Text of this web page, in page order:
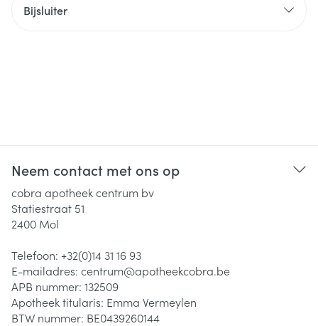
Bijsluiter
Neem contact met ons op
cobra apotheek centrum bv
Statiestraat 51
2400 Mol
Telefoon: +32(0)14 31 16 93
E-mailadres: centrum@apotheekcobra.be
APB nummer: 132509
Apotheek titularis: Emma Vermeylen
BTW nummer: BE0439260144